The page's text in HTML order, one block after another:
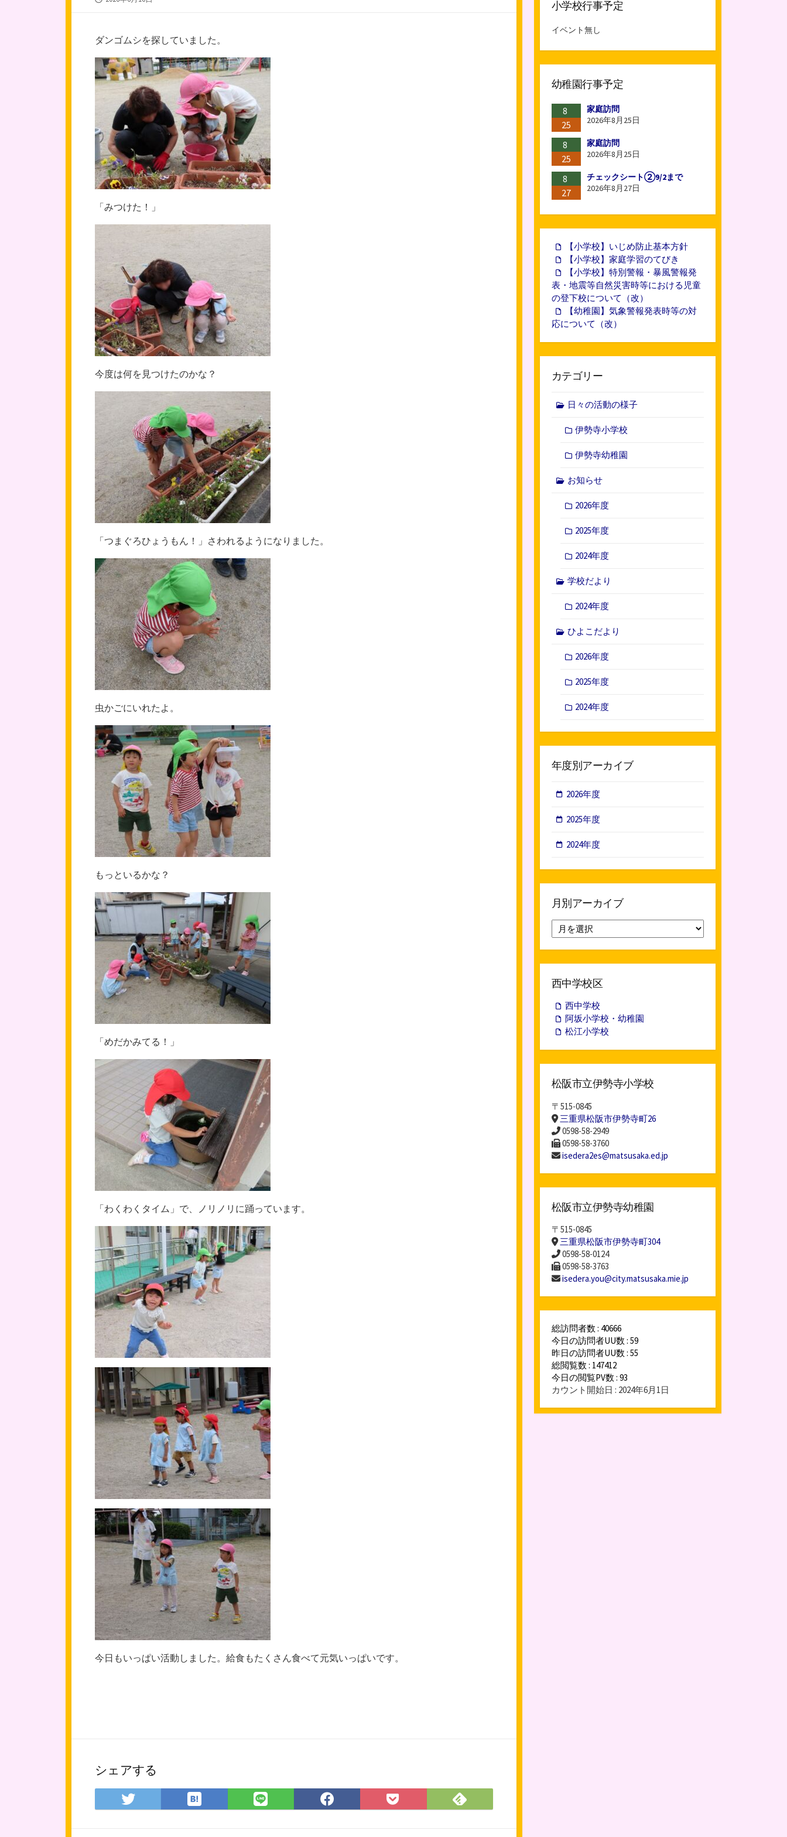
ダンゴムシを探していました。
「みつけた！」
今度は何を見つけたのかな？
「つまぐろひょうもん！」さわれるようになりました。
虫かごにいれたよ。
もっといるかな？
「めだかみてる！」
「わくわくタイム」で、ノリノリに踊っています。
今日もいっぱい活動しました。給食もたくさん食べて元気いっぱいです。
シェアする
Twitter
で
は
て
LINE
で
Facebook
で
Pocket
に
Feedly
で
小学校行事予定
イベント無し
幼稚園行事予定
8
25
家庭訪問
2026年8月25日
8
25
家庭訪問
2026年8月25日
8
27
チェックシート②9/2まで
2026年8月27日
【小学校】いじめ防止基本方針
【小学校】家庭学習のてびき
【小学校】特別警報・暴風警報発
表・地震等自然災害時等における児童
の登下校について（改）
【幼稚園】気象警報発表時等の対
応について（改）
カテゴリー
日々の活動の様子
伊勢寺小学校
伊勢寺幼稚園
お知らせ
2026年度
2025年度
2024年度
学校だより
2024年度
ひよこだより
2026年度
2025年度
2024年度
年度別アーカイブ
2026年度
2025年度
2024年度
月別アーカイブ
別
ア
ー
イ
西中学校区
西中学校
阿坂小学校・幼稚園
松江小学校
松阪市立伊勢寺小学校
〒515-0845
三重県松阪市伊勢寺町26
0598-58-2949
0598-58-3760
isedera2es@matsusaka.ed.jp
松阪市立伊勢寺幼稚園
〒515-0845
三重県松阪市伊勢寺町304
0598-58-0124
0598-58-3763
isedera.you@city.matsusaka.mie.jp
総訪問者数 : 40666
今日の訪問者UU数 : 59
昨日の訪問者UU数 : 55
総閲覧数 : 147412
今日の閲覧PV数 : 93
カウント開始日 : 2024年6月1日